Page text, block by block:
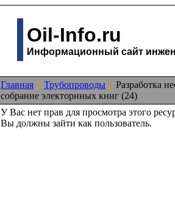
Oil-Info.ru
Информационный сайт
Главная Трубопроводы
Разработка
собрание электорнных книг (24)
У Вас нет прав для просмотра этого
Вы должны зайти как пользователь.